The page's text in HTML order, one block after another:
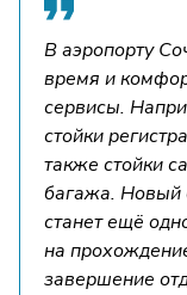
В аэропорту
время и
сервисы.
стойки
также стойки
багажа. Новый
станет ещё
на
завершение